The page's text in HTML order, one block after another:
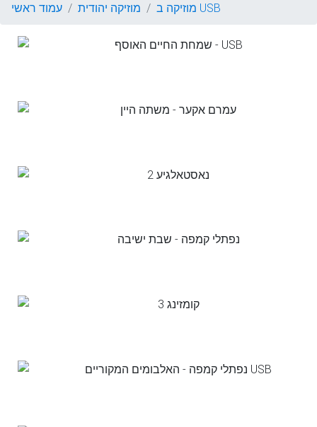
עמוד ראשי מוזיקה יהודית מוזיקה ב USB